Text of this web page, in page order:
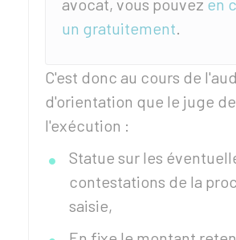
avocat, vous pouvez en
un gratuitement.
C'est donc au cours de
d'orientation que le juge de
l'exécution :
Statue sur les
contestations de la
saisie,